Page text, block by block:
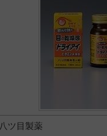
八ツ目製薬